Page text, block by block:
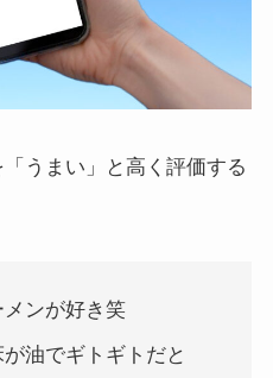
うまい」と高く評価する
ンが好き笑
油でギトギトだと